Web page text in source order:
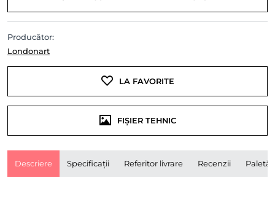
Producător:
Londonart
LA FAVORITE
FIȘIER TEHNIC
Descriere Specificații Referitor livrare Recenzii Paletă